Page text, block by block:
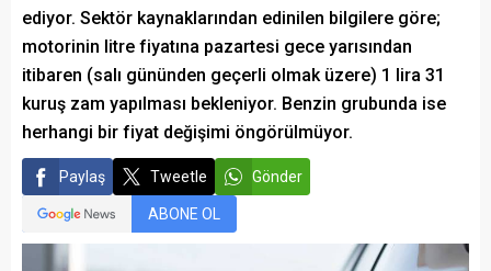
ediyor. Sektör kaynaklarından edinilen bilgilere göre;
motorinin litre fiyatına pazartesi gece yarısından
itibaren (salı gününden geçerli olmak üzere) 1 lira 31
kuruş zam yapılması bekleniyor. Benzin grubunda ise
herhangi bir fiyat değişimi öngörülmüyor.
Paylaş Tweetle Gönder
ABONE OL